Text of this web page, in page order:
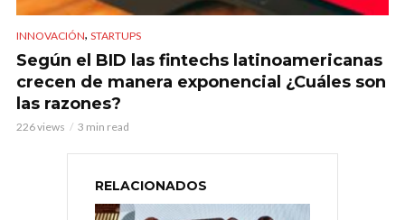
INNOVACIÓN, STARTUPS
Según el BID las fintechs latinoamericanas
crecen de manera exponencial ¿Cuáles son
las razones?
226 views 3 min read
RELACIONADOS